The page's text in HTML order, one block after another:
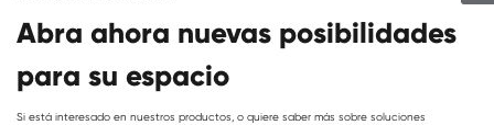
Abra ahora nuevas posibilidades
para su espacio
Si está interesado en nuestros productos, o quiere saber más sobre soluciones